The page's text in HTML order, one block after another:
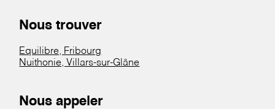
Nous trouver
Equilibre, Fribourg
Nuithonie, Villars-sur-Glâne
Nous appeler